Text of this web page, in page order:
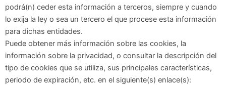
podrá(n) ceder esta información a terceros, siempre y cuando
lo exija la ley o sea un tercero el que procese esta información
para dichas entidades.
Puede obtener más información sobre las cookies, la
información sobre la privacidad, o consultar la descripción del
tipo de cookies que se utiliza, sus principales características,
periodo de expiración, etc. en el siguiente(s) enlace(s):